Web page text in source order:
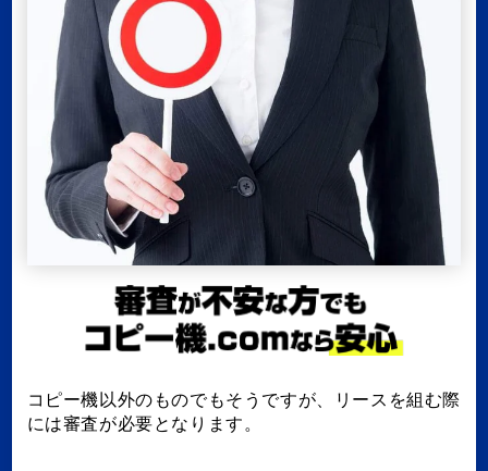
コピー機以外のものでもそうですが、リースを組む際
には審査が必要となります。